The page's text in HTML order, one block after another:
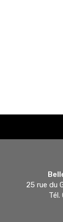
25 rue du
Tél.